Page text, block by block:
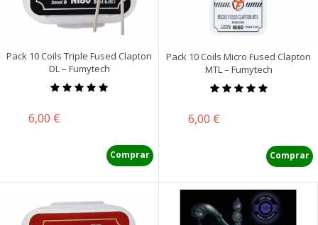
Pack 10 Coils Triple Fused Clapton
DL – Fumytech
Precio
6,00 €
Comprar
Pack 10 Coils Micro Fused Clapton
MTL – Fumytech
Precio
6,00 €
Comprar